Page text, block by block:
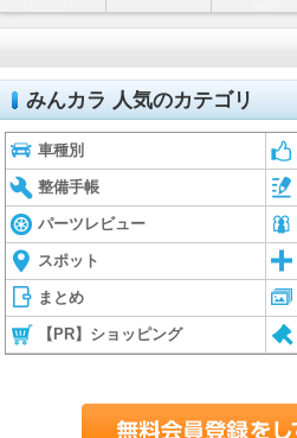
みんカラ 人気のカテゴリ
車種別
整備手帳
パーツレビュー
スポット
まとめ
【PR】ショッピング